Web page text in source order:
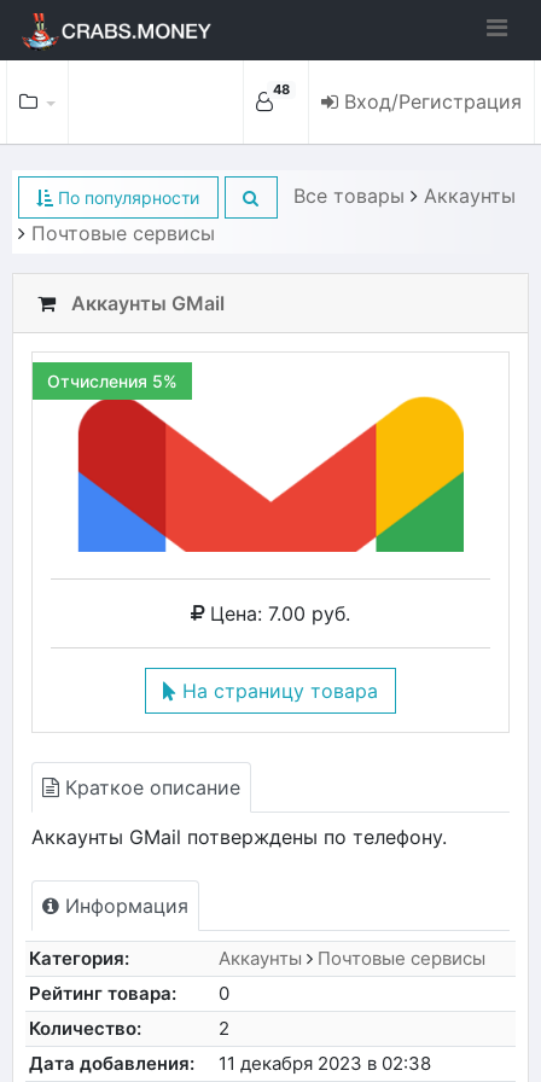
48 Вход/Регистрация
По популярности Все товары
Аккаунты
Почтовые сервисы
Аккаунты GMail
Отчисления 5%
Цена: 7.00 руб.
На страницу товара
Краткое описание
Аккаунты GMail потверждены по телефону.
Информация
Категория: Аккаунты
Почтовые сервисы
Рейтинг товара:
0
Количество:
2
Дата добавления:
11 декабря 2023 в 02:38